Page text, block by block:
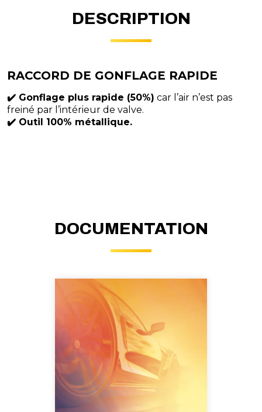
DESCRIPTION
RACCORD DE GONFLAGE RAPIDE
✔️ Gonflage plus rapide (50%) car l’air n’est pas
freiné par l’intérieur de valve.
✔️ Outil 100% métallique.
DOCUMENTATION